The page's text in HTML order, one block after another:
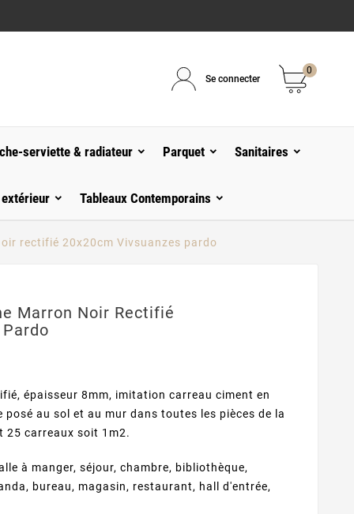
Se connecter
0
serviette & radiateur Parquet Sanitaires
Tableaux Contemporains
rectifié 20x20cm Vivsuanzes pardo
Marron Noir Rectifié
épaisseur 8mm, imitation carreau ciment en
posé au sol et au mur dans toutes les pièces de la
25 carreaux soit 1m2.
à manger, séjour, chambre, bibliothèque,
bureau, magasin, restaurant, hall d'entrée,